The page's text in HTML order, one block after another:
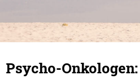
Psycho-